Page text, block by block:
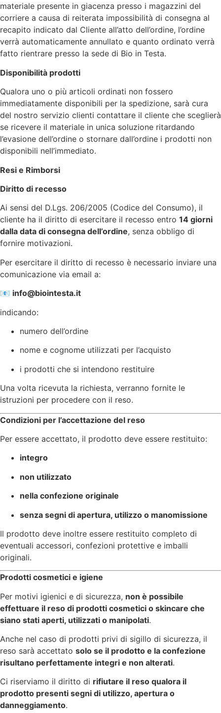
materiale presente in giacenza presso i magazzini del
corriere a causa di reiterata impossibilità di consegna al
recapito indicato dal Cliente all’atto dell’ordine, l’ordine
verrà automaticamente annullato e quanto ordinato verrà
fatto rientrare presso la sede di Bio in Testa.
Disponibilità prodotti
Qualora uno o più articoli ordinati non fossero
immediatamente disponibili per la spedizione, sarà cura
del nostro servizio clienti contattare il cliente che sceglierà
se ricevere il materiale in unica soluzione ritardando
l’evasione dell’ordine o stornare dall’ordine i prodotti non
disponibili nell’immediato.
Resi e Rimborsi
Diritto di recesso
Ai sensi del D.Lgs. 206/2005 (Codice del Consumo), il
cliente ha il diritto di esercitare il recesso entro 14 giorni
dalla data di consegna dell’ordine, senza obbligo di
fornire motivazioni.
Per esercitare il diritto di recesso è necessario inviare una
comunicazione via email a:
📧 info@biointesta.it
indicando:
numero dell’ordine
nome e cognome utilizzati per l’acquisto
i prodotti che si intendono restituire
Una volta ricevuta la richiesta, verranno fornite le
istruzioni per procedere con il reso.
Condizioni per l’accettazione del reso
Per essere accettato, il prodotto deve essere restituito:
integro
non utilizzato
nella confezione originale
senza segni di apertura, utilizzo o manomissione
Il prodotto deve inoltre essere restituito completo di
eventuali accessori, confezioni protettive e imballi
originali.
Prodotti cosmetici e igiene
Per motivi igienici e di sicurezza, non è possibile
effettuare il reso di prodotti cosmetici o skincare che
siano stati aperti, utilizzati o manipolati.
Anche nel caso di prodotti privi di sigillo di sicurezza, il
reso sarà accettato solo se il prodotto e la confezione
risultano perfettamente integri e non alterati.
Ci riserviamo il diritto di rifiutare il reso qualora il
prodotto presenti segni di utilizzo, apertura o
danneggiamento.